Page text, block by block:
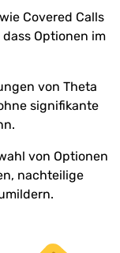
Covered Calls
Optionen im
von Theta
signifikante
von Optionen
nachteilige